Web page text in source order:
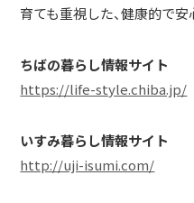
育ても重視した、健康的で
ちばの暮らし情報サイト
https://life-style.chiba.jp/
いすみ暮らし情報サイト
http://uji-isumi.com/